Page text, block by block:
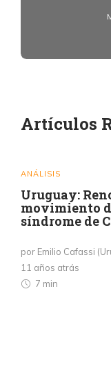
Artículos
ANÁLISIS
Uruguay:
movimiento
síndrome de
por Emilio Cafassi
11 años atrás
7 min